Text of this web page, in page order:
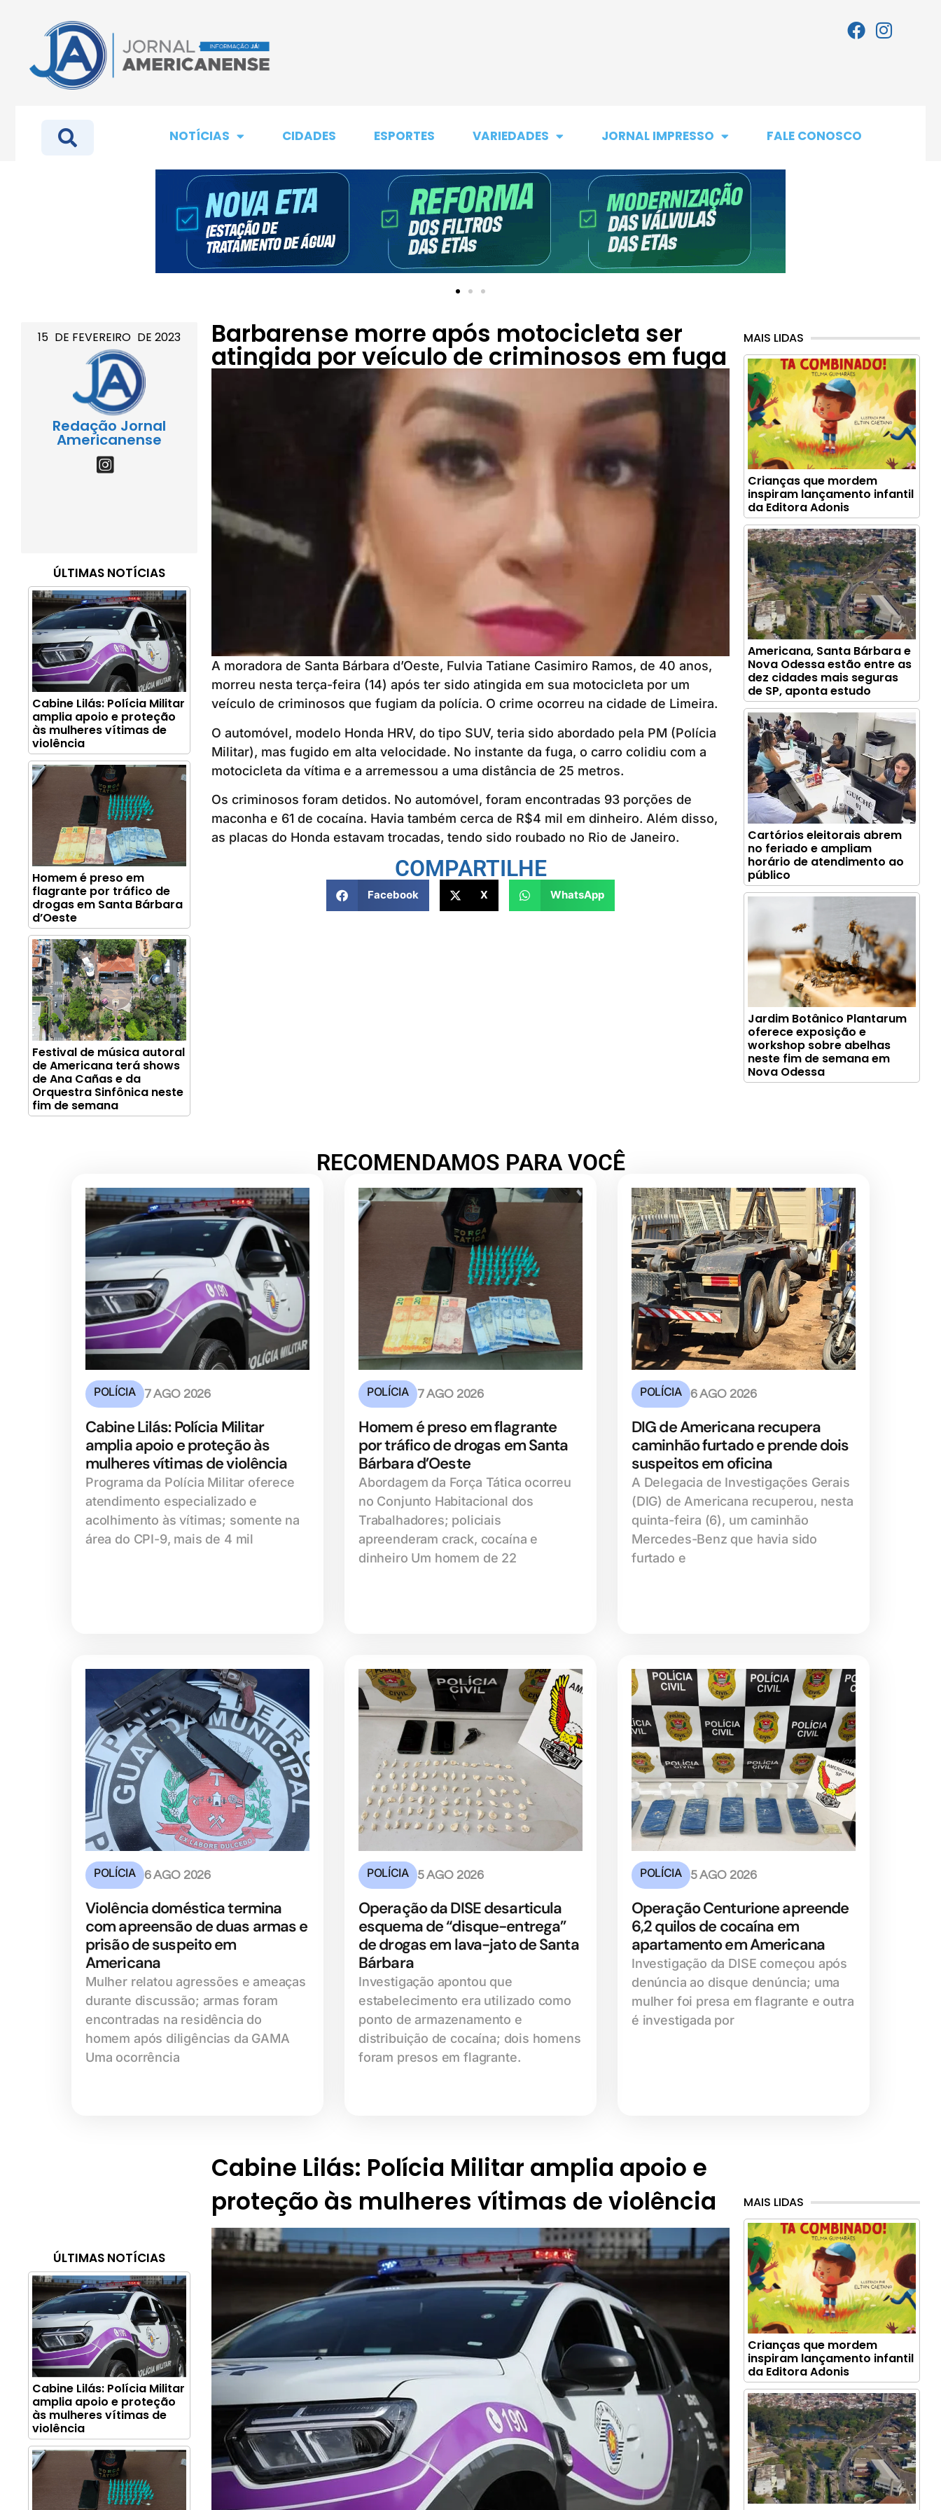
NOTÍCIAS CIDADES ESPORTES VARIEDADES JORNAL IMPRESSO FALE CONOSCO
15 DE FEVEREIRO DE 2023
Redação Jornal
Americanense
ÚLTIMAS NOTÍCIAS
Cabine Lilás: Polícia Militar
amplia apoio e proteção
às mulheres vítimas de
violência
Homem é preso em
flagrante por tráfico de
drogas em Santa Bárbara
d’Oeste
Festival de música autoral
de Americana terá shows
de Ana Cañas e da
Orquestra Sinfônica neste
fim de semana
Barbarense morre após motocicleta ser
atingida por veículo de criminosos em fuga
A moradora de Santa Bárbara d’Oeste, Fulvia Tatiane Casimiro Ramos, de 40 anos,
morreu nesta terça-feira (14) após ter sido atingida em sua motocicleta por um
veículo de criminosos que fugiam da polícia. O crime ocorreu na cidade de Limeira.
O automóvel, modelo Honda HRV, do tipo SUV, teria sido abordado pela PM (Polícia
Militar), mas fugido em alta velocidade. No instante da fuga, o carro colidiu com a
motocicleta da vítima e a arremessou a uma distância de 25 metros.
Os criminosos foram detidos. No automóvel, foram encontradas 93 porções de
maconha e 61 de cocaína. Havia também cerca de R$4 mil em dinheiro. Além disso,
as placas do Honda estavam trocadas, tendo sido roubado no Rio de Janeiro.
COMPARTILHE
Facebook X WhatsApp
MAIS LIDAS
Crianças que mordem
inspiram lançamento infantil
da Editora Adonis
Americana, Santa Bárbara e
Nova Odessa estão entre as
dez cidades mais seguras
de SP, aponta estudo
Cartórios eleitorais abrem
no feriado e ampliam
horário de atendimento ao
público
Jardim Botânico Plantarum
oferece exposição e
workshop sobre abelhas
neste fim de semana em
Nova Odessa
RECOMENDAMOS PARA VOCÊ
POLÍCIA 7 AGO 2026
Cabine Lilás: Polícia Militar
amplia apoio e proteção às
mulheres vítimas de violência
Programa da Polícia Militar oferece
atendimento especializado e
acolhimento às vítimas; somente na
área do CPI-9, mais de 4 mil
POLÍCIA 7 AGO 2026
Homem é preso em flagrante
por tráfico de drogas em Santa
Bárbara d’Oeste
Abordagem da Força Tática ocorreu
no Conjunto Habitacional dos
Trabalhadores; policiais
apreenderam crack, cocaína e
dinheiro Um homem de 22
POLÍCIA 6 AGO 2026
DIG de Americana recupera
caminhão furtado e prende dois
suspeitos em oficina
A Delegacia de Investigações Gerais
(DIG) de Americana recuperou, nesta
quinta-feira (6), um caminhão
Mercedes-Benz que havia sido
furtado e
POLÍCIA 6 AGO 2026
Violência doméstica termina
com apreensão de duas armas e
prisão de suspeito em
Americana
Mulher relatou agressões e ameaças
durante discussão; armas foram
encontradas na residência do
homem após diligências da GAMA
Uma ocorrência
POLÍCIA 5 AGO 2026
Operação da DISE desarticula
esquema de “disque-entrega”
de drogas em lava-jato de Santa
Bárbara
Investigação apontou que
estabelecimento era utilizado como
ponto de armazenamento e
distribuição de cocaína; dois homens
foram presos em flagrante.
POLÍCIA 5 AGO 2026
Operação Centurione apreende
6,2 quilos de cocaína em
apartamento em Americana
Investigação da DISE começou após
denúncia ao disque denúncia; uma
mulher foi presa em flagrante e outra
é investigada por
ÚLTIMAS NOTÍCIAS
Cabine Lilás: Polícia Militar
amplia apoio e proteção
às mulheres vítimas de
violência
Cabine Lilás: Polícia Militar amplia apoio e
proteção às mulheres vítimas de violência
MAIS LIDAS
Crianças que mordem
inspiram lançamento infantil
da Editora Adonis